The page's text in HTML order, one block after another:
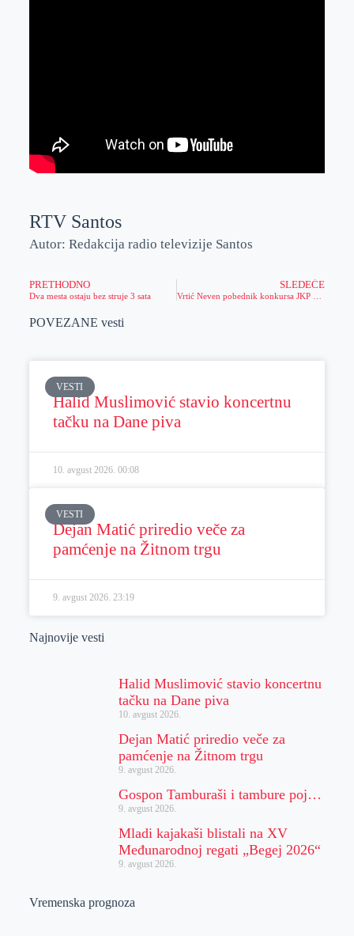
RTV Santos
Autor: Redakcija radio televizije Santos
PRETHODNO
Dva mesta ostaju bez struje 3 sata
SLEDEĆE
POVEZANE vesti
VESTI
Halid Muslimović stavio koncertnu
tačku na Dane piva
10. avgust 2026. 00:08
VESTI
Dejan Matić priredio veče za
pamćenje na Žitnom trgu
9. avgust 2026. 23:19
Najnovije vesti
Halid Muslimović stavio koncertnu
tačku na Dane piva
10. avgust 2026.
Dejan Matić priredio veče za
pamćenje na Žitnom trgu
9. avgust 2026.
Gospon Tamburaši i tambure poj…
9. avgust 2026.
Mladi kajakaši blistali na XV
Međunarodnoj regati „Begej 2026“
9. avgust 2026.
Vremenska prognoza